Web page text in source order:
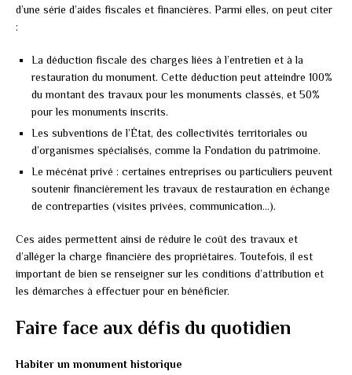
d’une série d’aides fiscales et financières. Parmi elles, on peut citer
:
La déduction fiscale des charges liées à l’entretien et à la
restauration du monument. Cette déduction peut atteindre 100%
du montant des travaux pour les monuments classés, et 50%
pour les monuments inscrits.
Les subventions de l’État, des collectivités territoriales ou
d’organismes spécialisés, comme la Fondation du patrimoine.
Le mécénat privé : certaines entreprises ou particuliers peuvent
soutenir financièrement les travaux de restauration en échange
de contreparties (visites privées, communication…).
Ces aides permettent ainsi de réduire le coût des travaux et
d’alléger la charge financière des propriétaires. Toutefois, il est
important de bien se renseigner sur les conditions d’attribution et
les démarches à effectuer pour en bénéficier.
Faire face aux défis du quotidien
Habiter un monument historique